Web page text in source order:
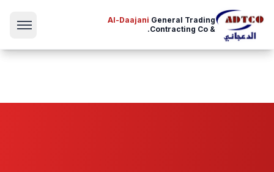
Al-Daajani General Trading
& Contracting Co.
Al-DaajaniGeneral Trading
& Contracting Co.